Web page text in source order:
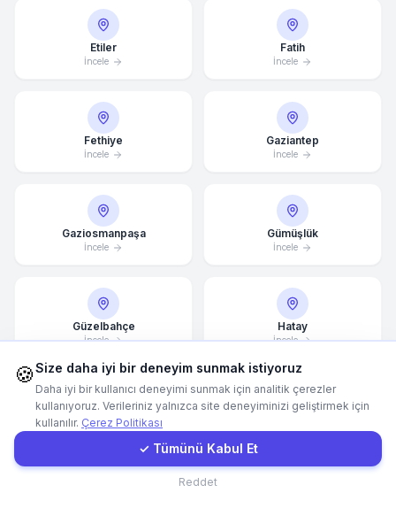
Etiler
İncele
Fatih
İncele
Fethiye
İncele
Gaziantep
İncele
Gaziosmanpaşa
İncele
Gümüşlük
İncele
Güzelbahçe
İncele
Hatay
İncele
İncek
İncele İncele
Ortalama Yanıt Süresi: 15 Dakika
İletişim Formu
🍪Size daha iyi bir deneyim sunmak istiyoruz
Daha iyi bir kullanıcı deneyimi sunmak için analitik çerezler
kullanıyoruz. Verileriniz yalnızca site deneyiminizi geliştirmek için
kullanılır. Çerez Politikası
✓ Tümünü Kabul Et
Reddet